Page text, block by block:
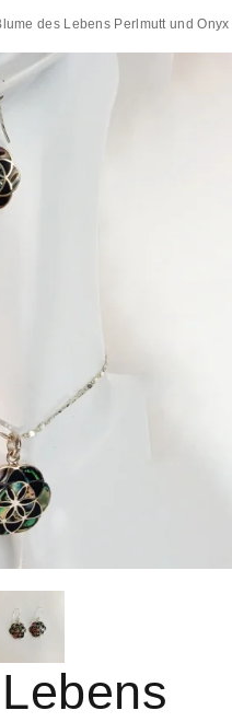
des Lebens Perlmutt und Onyx